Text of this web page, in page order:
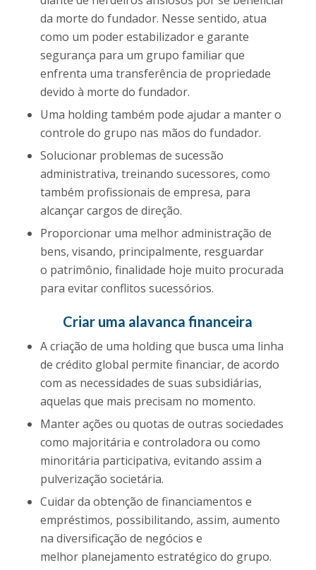
da morte do fundador. Nesse sentido, atua
como um poder estabilizador e garante
segurança para um grupo familiar que
enfrenta uma transferência de propriedade
devido à morte do fundador.
Uma holding também pode ajudar a manter o
controle do grupo nas mãos do fundador.
Solucionar problemas de sucessão
administrativa, treinando sucessores, como
também profissionais de empresa, para
alcançar cargos de direção.
Proporcionar uma melhor administração de
bens, visando, principalmente, resguardar
o patrimônio, finalidade hoje muito procurada
para evitar conflitos sucessórios.
Criar uma alavanca financeira
A criação de uma holding que busca uma linha
de crédito global permite financiar, de acordo
com as necessidades de suas subsidiárias,
aquelas que mais precisam no momento.
Manter ações ou quotas de outras sociedades
como majoritária e controladora ou como
minoritária participativa, evitando assim a
pulverização societária.
Cuidar da obtenção de financiamentos e
empréstimos, possibilitando, assim, aumento
na diversificação de negócios e
melhor planejamento estratégico do grupo.